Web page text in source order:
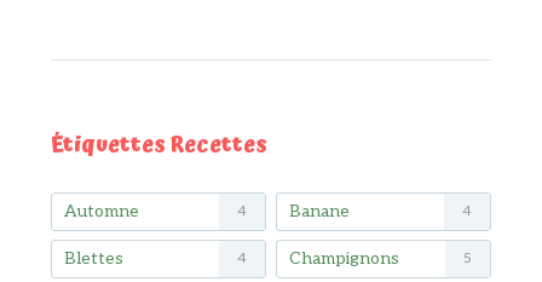
Étiquettes Recettes
Automne 4 Banane 4
Blettes 4 Champignons 5